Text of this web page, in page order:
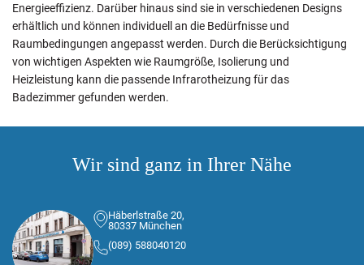
Energieeffizienz. Darüber hinaus sind sie in verschiedenen Designs
erhältlich und können individuell an die Bedürfnisse und
Raumbedingungen angepasst werden. Durch die Berücksichtigung
von wichtigen Aspekten wie Raumgröße, Isolierung und
Heizleistung kann die passende Infrarotheizung für das
Badezimmer gefunden werden.
Wir sind ganz in Ihrer Nähe
Häberlstraße 20,
80337 München
(089) 588040120